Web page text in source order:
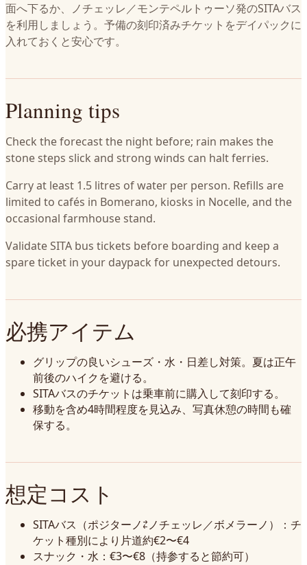
面へ下るか、ノチェッレ／モンテペルトゥーソ発のSITAバス
を利用しましょう。予備の刻印済みチケットをデイパックに
入れておくと安心です。
Planning tips
Check the forecast the night before; rain makes the
stone steps slick and strong winds can halt ferries.
Carry at least 1.5 litres of water per person. Refills are
limited to cafés in Bomerano, kiosks in Nocelle, and the
occasional farmhouse stand.
Validate SITA bus tickets before boarding and keep a
spare ticket in your daypack for unexpected detours.
必携アイテム
グリップの良いシューズ・水・日差し対策。夏は正午
前後のハイクを避ける。
SITAバスのチケットは乗車前に購入して刻印する。
移動を含め4時間程度を見込み、写真休憩の時間も確
保する。
想定コスト
SITAバス（ポジターノ⇄ノチェッレ／ボメラーノ）：チ
ケット種別により片道約€2〜€4
スナック・水：€3〜€8（持参すると節約可）